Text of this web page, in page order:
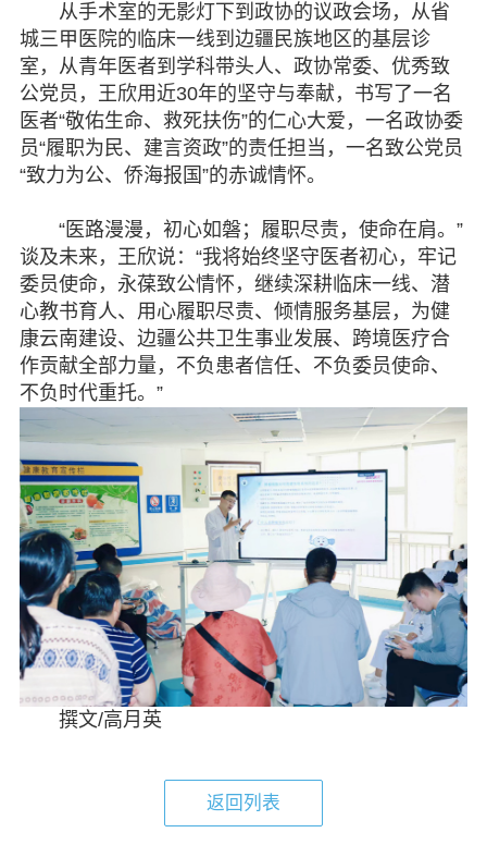
从手术室的无影灯下到政协的议政会场，从省
城三甲医院的临床一线到边疆民族地区的基层诊
室，从青年医者到学科带头人、政协常委、优秀致
公党员，王欣用近30年的坚守与奉献，书写了一名
医者“敬佑生命、救死扶伤”的仁心大爱，一名政协委
员“履职为民、建言资政”的责任担当，一名致公党员
“致力为公、侨海报国”的赤诚情怀。
“医路漫漫，初心如磐；履职尽责，使命在肩。”
谈及未来，王欣说：“我将始终坚守医者初心，牢记
委员使命，永葆致公情怀，继续深耕临床一线、潜
心教书育人、用心履职尽责、倾情服务基层，为健
康云南建设、边疆公共卫生事业发展、跨境医疗合
作贡献全部力量，不负患者信任、不负委员使命、
不负时代重托。”
撰文/高月英
返回列表